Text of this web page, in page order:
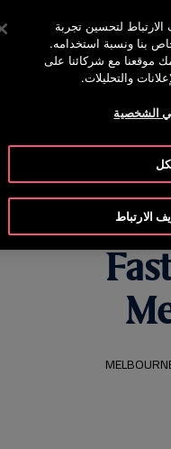
إبحث القائمة
لتحسين تجربة
بنا ونسبة استخدامه.
مع شركائنا على
والتحليلات.
الشخصية